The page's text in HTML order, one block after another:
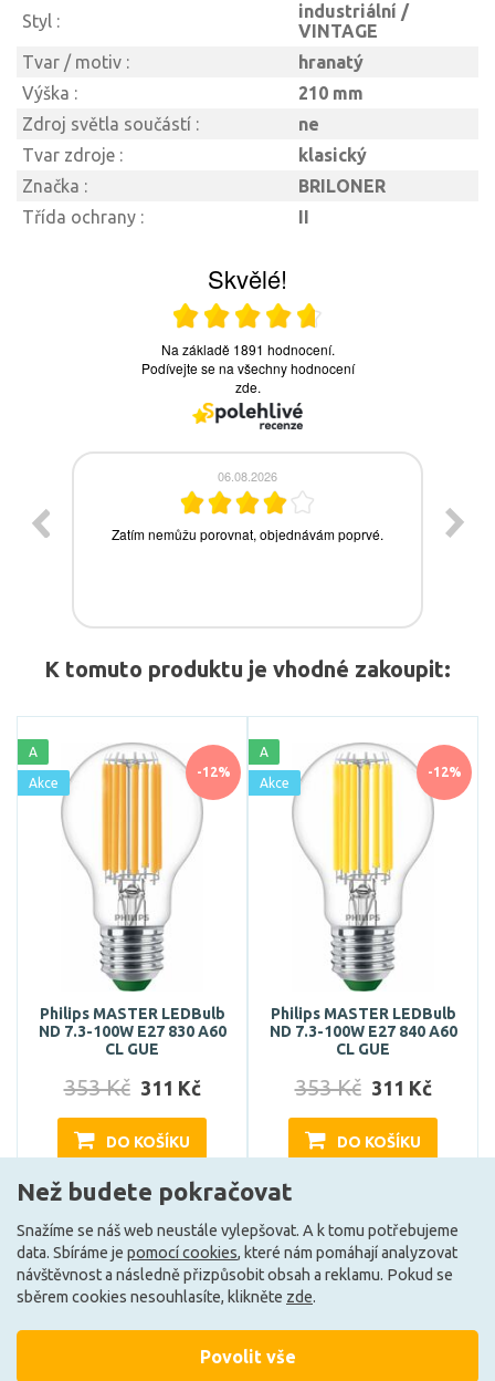
Styl :
industriální /
VINTAGE
Tvar / motiv :
hranatý
Výška :
210 mm
Zdroj světla součástí :
ne
Tvar zdroje :
klasický
Značka :
BRILONER
Třída ochrany :
II
K tomuto produktu je vhodné zakoupit:
-12%
A
Akce
Philips MASTER LEDBulb
ND 7.3-100W E27 830 A60
CL GUE
353 Kč 311 Kč
DO KOŠÍKU
Skladem e-shop (2 ks)
-12%
A
Akce
Philips MASTER LEDBulb
ND 7.3-100W E27 840 A60
CL GUE
353 Kč 311 Kč
DO KOŠÍKU
Skladem e-shop (9 ks)
A
Než budete pokračovat
Snažíme se náš web neustále vylepšovat. A k tomu potřebujeme
data. Sbíráme je pomocí cookies, které nám pomáhají analyzovat
návštěvnost a následně přizpůsobit obsah a reklamu. Pokud se
sběrem cookies nesouhlasíte, klikněte zde.
Povolit vše